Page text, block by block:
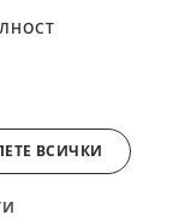
ВСИЧКИ